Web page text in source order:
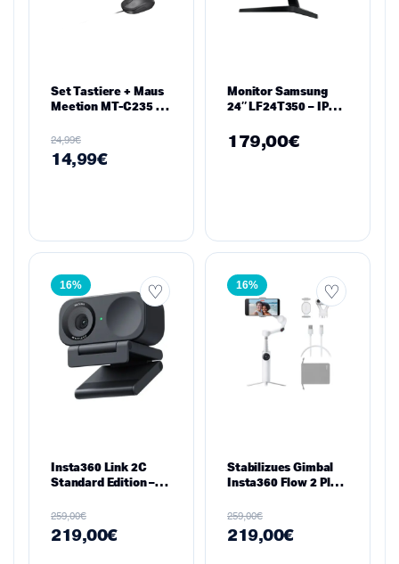
Set Tastiere + Maus
Meetion MT-C235 –
DPI
24,99€
14,99€
Monitor Samsung
24″ LF24T350 – IPS,
FreeSync,
Borderless
179,00€
16%
Insta360 Link 2C
Standard Edition –
Graphite Edition
259,00€
219,00€
16%
Stabilizues Gimbal
Insta360 Flow 2 Plus
për Smartphone,
Summit White
259,00€
219,00€